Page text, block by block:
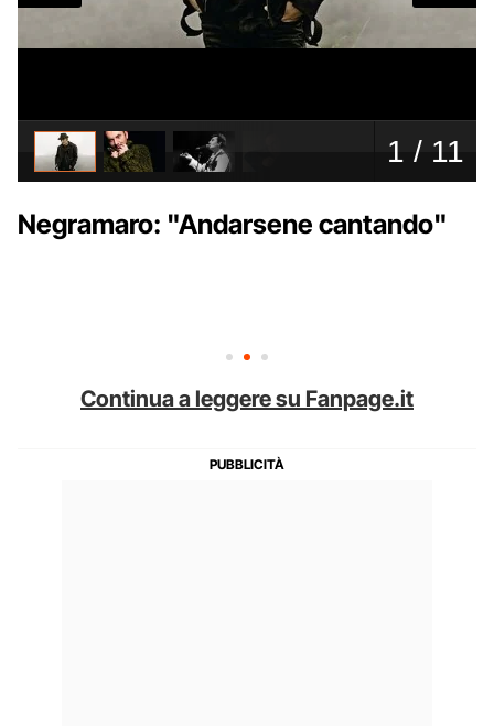
Negramaro: "Andarsene cantando"
Continua a leggere su Fanpage.it